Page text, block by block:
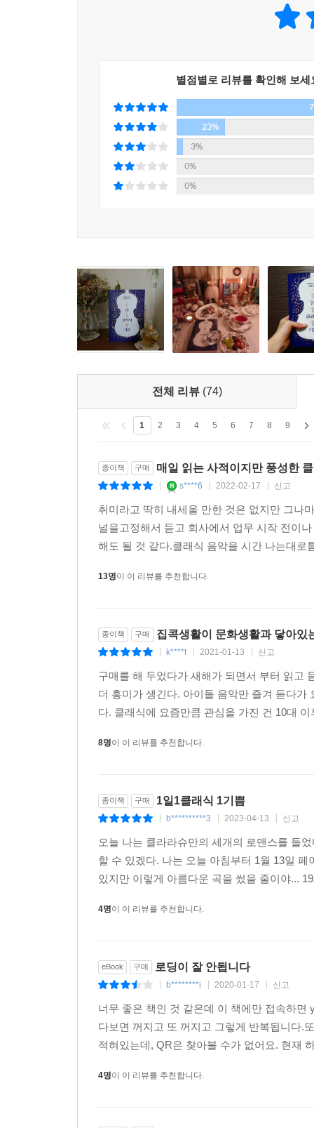
아침에 생기를 불어넣어주는, 그리하여 좀 더 다
가꿔줄 믿음직한 친구 같은 책이 있다. 1년 내내 곁
별점별로 리뷰를 확인해 보세
23%
3%
0%
0%
전체 리뷰 (74)
1 2 3 4 5 6 7 8 9
종이책 구매 매일 읽는 사적이지만 풍성한
s****6 2022-02-17 신고
취미라고 딱히 내세울 만한 것은 없지만 그나
널을고정해서 듣고 회사에서 업무 시작 전이
해도 될 것 같다.클래식 음악을 시간 나는대
13명이 이 리뷰를 추천합니다.
종이책 구매 집콕생활이 문화생활과 닿아있
k****t 2021-01-13 신고
구매를 해 두었다가 새해가 되면서 부터 읽고
더 흥미가 생긴다. 아이돌 음악만 즐겨 듣다
다. 클래식에 요즘만큼 관심을 가진 건 10대
8명이 이 리뷰를 추천합니다.
종이책 구매 1일1클래식 1기쁨
b**********3 2023-04-13 신고
오늘 나는 클라라슈만의 세개의 로맨스를 들
할 수 있겠다. 나는 오늘 아침부터 1월 13일
있지만 이렇게 아름다운 곡을 썼을 줄이야...
4명이 이 리뷰를 추천합니다.
eBook 구매 로딩이 잘 안됩니다
b********i 2020-01-17 신고
너무 좋은 책인 것 같은데 이 책에만 접속하
다보면 꺼지고 또 꺼지고 그렇게 반복됩니다.
적혀있는데, QR은 찾아볼 수가 없어요. 현재
4명이 이 리뷰를 추천합니다.